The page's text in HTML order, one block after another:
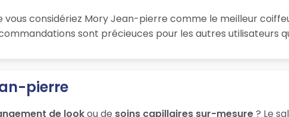
vous considériez Mory Jean-pierre comme le meilleur
sont précieuces pour les autres utilisateurs
pierre
de lookou de soins capillaires sur-mesure? Le